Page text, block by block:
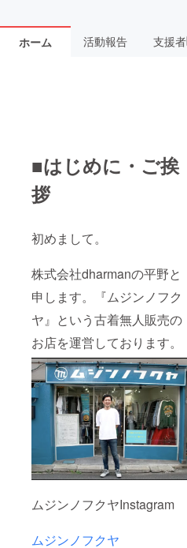
ホーム 活動報告 支援者
■はじめに・ご挨
拶
初めまして。
株式会社dharmanの平野と
申します。『ムジンノフク
ヤ』という古着無人販売の
お店を運営しております。
ムジンノフクヤInstagram
ムジンノフクヤ